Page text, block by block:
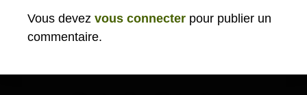
Vous devez vous connecter pour publier un
commentaire.